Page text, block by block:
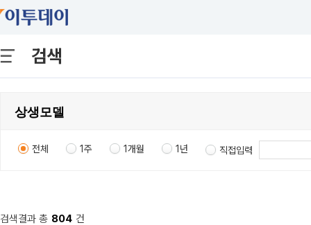
검색
전체 1주 1개월 1년 직접입력
검색결과 총 804 건